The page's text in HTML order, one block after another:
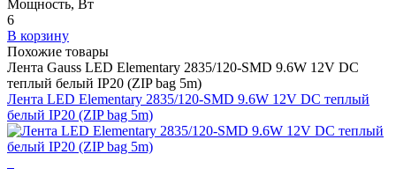
Мощность, Вт
6
В корзину
Похожие товары
Лента Gauss LED Elementary 2835/120-SMD 9.6W 12V DC
теплый белый IP20 (ZIP bag 5m)
Лента LED Elementary 2835/120-SMD 9.6W 12V DC теплый
белый IP20 (ZIP bag 5m)